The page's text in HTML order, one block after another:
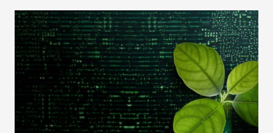
že je potřeba začít s přípravou minimálně rok
předem. Proto přinášíme nový seriál 5 kroků k
ESG reportu z pera ESG konzultantky Pavlíny Al-
Madhagi, jež pro vás shrne pět hlavních fází
přípravy na ESG reporting dle evropských
standardů.